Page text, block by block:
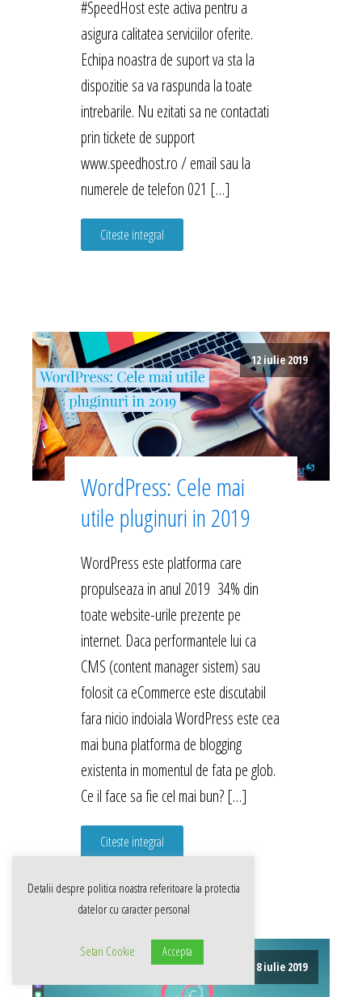
#SpeedHost este activa pentru a
asigura calitatea serviciilor oferite.
Echipa noastra de suport va sta la
dispozitie sa va raspunda la toate
intrebarile. Nu ezitati sa ne contactati
prin tickete de support
www.speedhost.ro / email sau la
numerele de telefon 021 […]
Citeste integral
12 iulie 2019
WordPress: Cele mai
utile pluginuri in 2019
WordPress este platforma care
propulseaza in anul 2019 34% din
toate website-urile prezente pe
internet. Daca performantele lui ca
CMS (content manager sistem) sau
folosit ca eCommerce este discutabil
fara nicio indoiala WordPress este cea
mai buna platforma de blogging
existenta in momentul de fata pe glob.
Ce il face sa fie cel mai bun? […]
Citeste integral
8 iulie 2019
Detalii despre politica noastra referitoare la protectia
datelor cu caracter personal
Setari Cookie Accepta